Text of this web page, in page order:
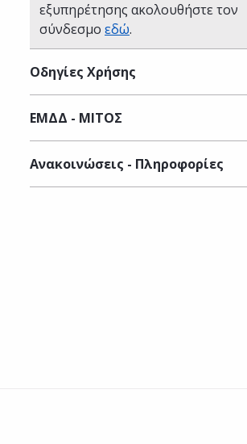
εξυπηρέτησης ακολουθήστε τον
σύνδεσμο εδώ.
Οδηγίες Χρήσης
ΕΜΔΔ - ΜΙΤΟΣ
Ανακοινώσεις - Πληροφορίες